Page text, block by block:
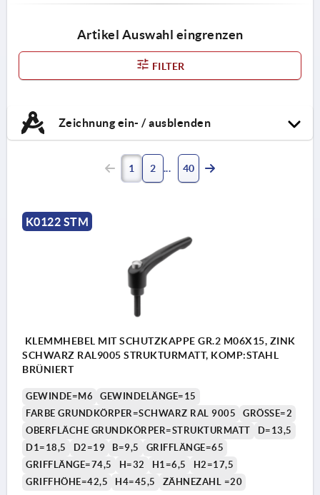
Artikel Auswahl eingrenzen
FILTER
Zeichnung ein- / ausblenden
1 2 40
K0122 STM
KLEMMHEBEL MIT SCHUTZKAPPE GR.2 M06X15, ZINK
SCHWARZ RAL9005 STRUKTURMATT, KOMP:STAHL
BRÜNIERT
GEWINDE=M6
GEWINDELÄNGE=15
FARBE GRUNDKÖRPER=SCHWARZ RAL 9005
GRÖSSE=2
OBERFLÄCHE GRUNDKÖRPER=STRUKTURMATT
D=13,5
D1=18,5
D2=19 B=9,5
GRIFFLÄNGE=65
GRIFFLÄNGE=74,5
H=32 H1=6,5
H2=17,5
GRIFFHÖHE=42,5
H4=45,5 ZÄHNEZAHL =20